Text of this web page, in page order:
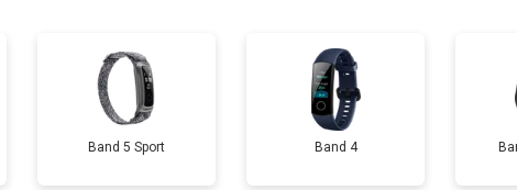
от 70 мин от
Band 5 Sport Band 4